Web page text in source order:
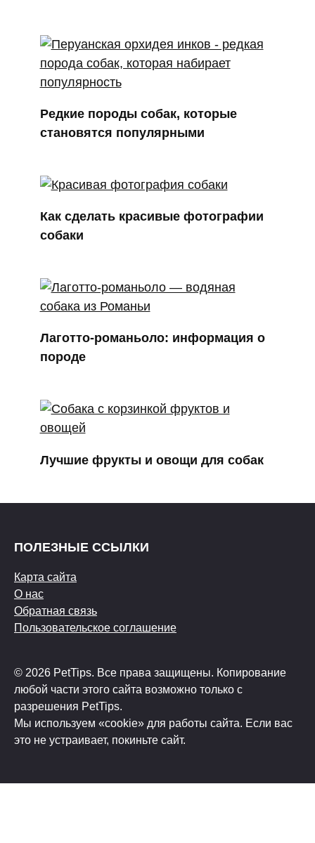
Редкие породы собак, которые
становятся популярными
Как сделать красивые фотографии
собаки
Лаготто-романьоло: информация о
породе
Лучшие фрукты и овощи для собак
ПОЛЕЗНЫЕ ССЫЛКИ
Карта сайта
О нас
Обратная связь
Пользовательское соглашение
© 2026 PetTips. Все права защищены. Копирование
любой части этого сайта возможно только с
разрешения PetTips.
Мы используем «cookie» для работы сайта. Если вас
это не устраивает, покиньте сайт.